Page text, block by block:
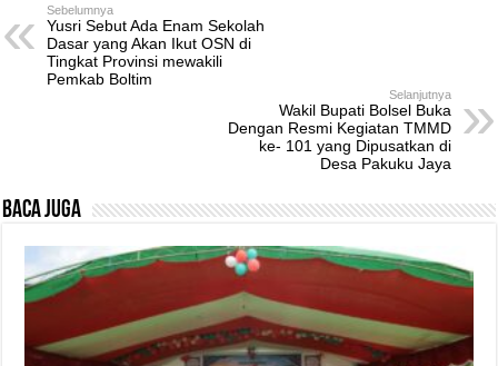
Sebelumnya
Yusri Sebut Ada Enam Sekolah
Dasar yang Akan Ikut OSN di
Tingkat Provinsi mewakili
Pemkab Boltim
Selanjutnya
Wakil Bupati Bolsel Buka
Dengan Resmi Kegiatan TMMD
ke- 101 yang Dipusatkan di
Desa Pakuku Jaya
Baca Juga